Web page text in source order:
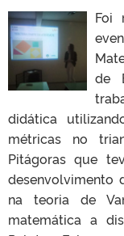
Foi
de
didática
métricas no
Pitágoras que
desenvolvimento
na teoria de
matemática a